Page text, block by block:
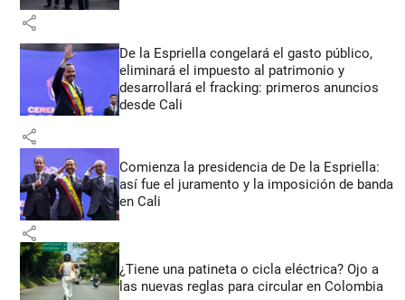
share
De la Espriella congelará el gasto público,
eliminará el impuesto al patrimonio y
desarrollará el fracking: primeros anuncios
desde Cali
share
Comienza la presidencia de De la Espriella:
así fue el juramento y la imposición de banda
en Cali
share
¿Tiene una patineta o cicla eléctrica? Ojo a
las nuevas reglas para circular en Colombia